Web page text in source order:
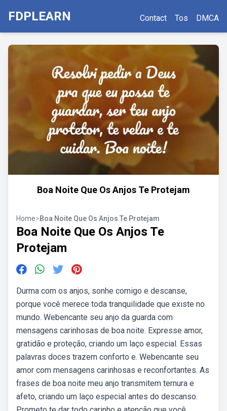
FDPLEARN Contact Tos DMCA
Boa Noite Que Os Anjos Te Protejam
Home>Boa Noite Que Os Anjos Te Protejam
Boa Noite Que Os Anjos Te
Protejam
Durma com os anjos, sonhe comigo e descanse,
porque você merece toda tranquilidade que existe no
mundo. Webencante seu anjo da guarda com
mensagens carinhosas de boa noite. Expresse amor,
gratidão e proteção, criando um laço especial. Essas
palavras doces trazem conforto e. Webencante seu
amor com mensagens carinhosas e reconfortantes. As
frases de boa noite meu anjo transmitem ternura e
afeto, criando um laço especial antes do descanso.